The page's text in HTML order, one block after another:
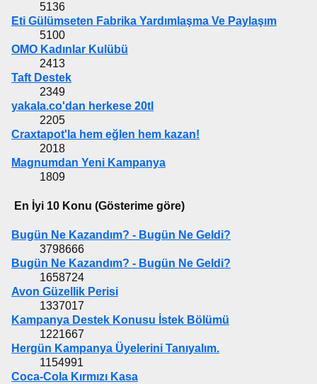
5136
Eti Gülümseten Fabrika Yardımlaşma Ve Paylaşım
5100
OMO Kadınlar Kulübü
2413
Taft Destek
2349
yakala.co'dan herkese 20tl
2205
Craxtapot'la hem eğlen hem kazan!
2018
Magnumdan Yeni Kampanya
1809
En İyi 10 Konu (Gösterime göre)
Bugün Ne Kazandım? - Bugün Ne Geldi?
3798666
Bugün Ne Kazandım? - Bugün Ne Geldi?
1658724
Avon Güzellik Perisi
1337017
Kampanya Destek Konusu İstek Bölümü
1221667
Hergün Kampanya Üyelerini Tanıyalım.
1154991
Coca-Cola Kırmızı Kasa